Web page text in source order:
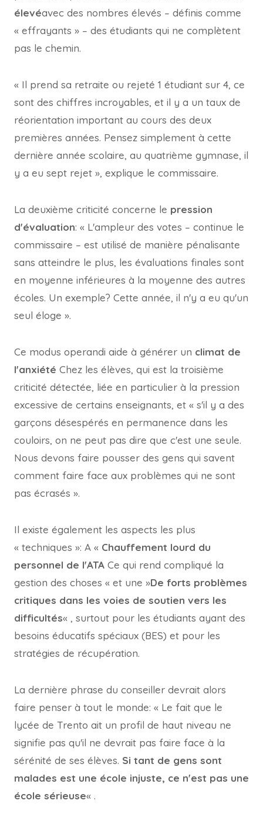
élevéavec des nombres élevés – définis comme
« effrayants » – des étudiants qui ne complètent
pas le chemin.
« Il prend sa retraite ou rejeté 1 étudiant sur 4, ce
sont des chiffres incroyables, et il y a un taux de
réorientation important au cours des deux
premières années. Pensez simplement à cette
dernière année scolaire, au quatrième gymnase, il
y a eu sept rejet », explique le commissaire.
La deuxième criticité concerne le pression
d'évaluation: « L'ampleur des votes – continue le
commissaire – est utilisé de manière pénalisante
sans atteindre le plus, les évaluations finales sont
en moyenne inférieures à la moyenne des autres
écoles. Un exemple? Cette année, il n'y a eu qu'un
seul éloge ».
Ce modus operandi aide à générer un climat de
l'anxiété Chez les élèves, qui est la troisième
criticité détectée, liée en particulier à la pression
excessive de certains enseignants, et « s'il y a des
garçons désespérés en permanence dans les
couloirs, on ne peut pas dire que c'est une seule.
Nous devons faire pousser des gens qui savent
comment faire face aux problèmes qui ne sont
pas écrasés ».
Il existe également les aspects les plus
« techniques »: A « Chauffement lourd du
personnel de l'ATA Ce qui rend compliqué la
gestion des choses « et une »De forts problèmes
critiques dans les voies de soutien vers les
difficultés« , surtout pour les étudiants ayant des
besoins éducatifs spéciaux (BES) et pour les
stratégies de récupération.
La dernière phrase du conseiller devrait alors
faire penser à tout le monde: « Le fait que le
lycée de Trento ait un profil de haut niveau ne
signifie pas qu'il ne devrait pas faire face à la
sérénité de ses élèves. Si tant de gens sont
malades est une école injuste, ce n'est pas une
école sérieuse« .